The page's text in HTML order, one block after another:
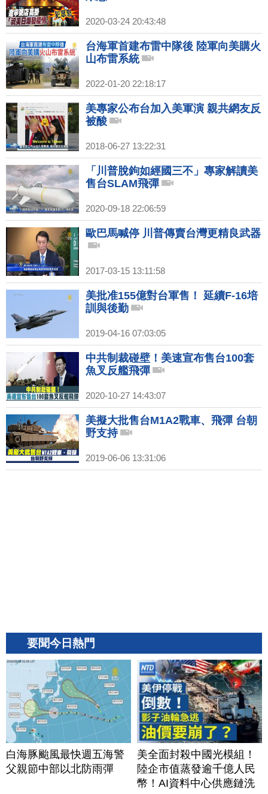
2020-03-24 20:43:48
台海軍首建布雷中隊後 陸軍向美購火
山布雷系統
2022-01-20 22:18:17
美專家公布台加入美軍演 親共網友反
被酸
2018-06-27 13:22:31
「川普脫鉤如經國三不」專家解讀美
售台SLAM飛彈
2020-09-18 22:06:59
歐巴馬喊停 川普傳賣台灣更精良武器
2017-03-15 13:11:58
美批准155億對台軍售！ 延續F-16培
訓與後勤
2019-04-16 07:03:05
中共制裁碰壁！美速宣布售台100套
魚叉反艦飛彈
2020-10-27 14:43:07
美擬大批售台M1A2戰車、飛彈 台朝
野支持
2019-06-06 13:31:06
要聞今日熱門
白海豚颱風最快週五海警
父親節中部以北防雨彈
美全面封殺中國光模組！
陸企市值蒸發逾千億人民
幣！AI資料中心供應鏈洗